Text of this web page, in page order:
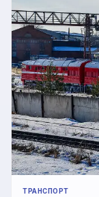
ТРАНСПОРТ